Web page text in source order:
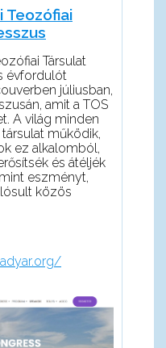
Teozófiai
Társulat
évfordulót
júliusban,
amit a TOS
A világ minden
működik,
ez alkalomból,
és átéljék
eszményt,
közös